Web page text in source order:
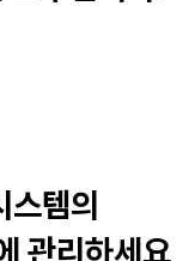
스템의
관리하세요